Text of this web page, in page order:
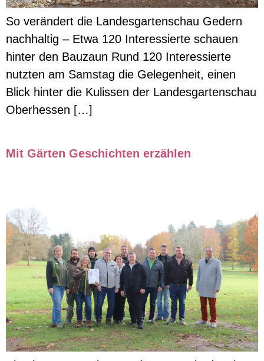
So verändert die Landesgartenschau Gedern
nachhaltig – Etwa 120 Interessierte schauen
hinter den Bauzaun Rund 120 Interessierte
nutzten am Samstag die Gelegenheit, einen
Blick hinter die Kulissen der Landesgartenschau
Oberhessen […]
Mit Gärten Geschichten erzählen